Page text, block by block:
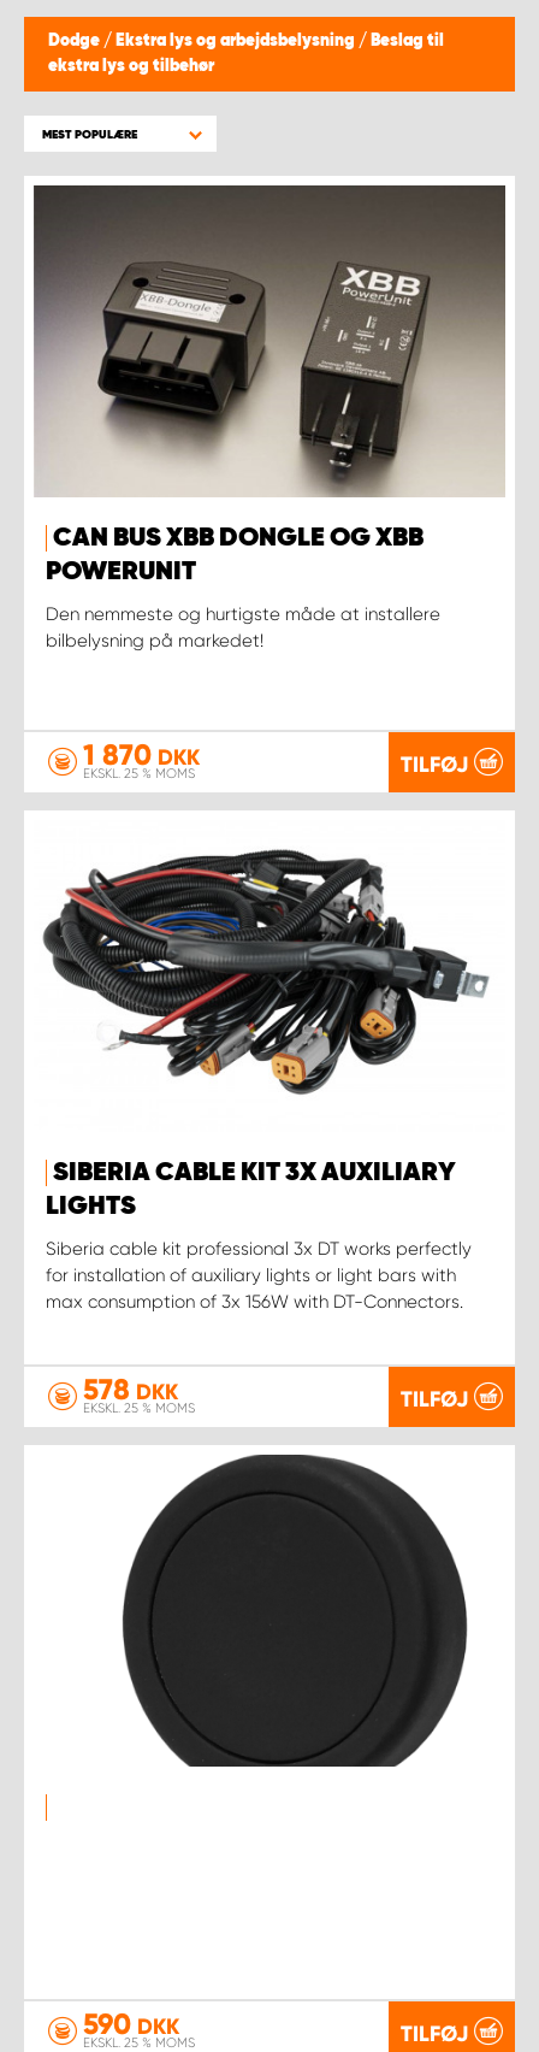
Dodge / Ekstra lys og arbejdsbelysning / Beslag til
ekstra lys og tilbehør
MEST POPULÆRE
CAN BUS XBB DONGLE OG XBB
POWERUNIT
Den nemmeste og hurtigste måde at installere
bilbelysning på markedet!
1 870 DKK
EKSKL. 25 % MOMS TILFØJ
SIBERIA CABLE KIT 3X AUXILIARY
LIGHTS
Siberia cable kit professional 3x DT works perfectly
for installation of auxiliary lights or light bars with
max consumption of 3x 156W with DT-Connectors.
578 DKK
EKSKL. 25 % MOMS TILFØJ
590 DKK
EKSKL. 25 % MOMS TILFØJ